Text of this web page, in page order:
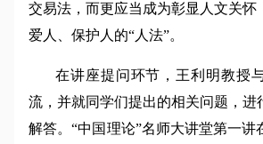
交易法，而更应当成为彰显人文关怀
爱人、保护人的“人法”。
在讲座提问环节，王利明教授
流，并就同学们提出的相关问题，进
解答。“中国理论”名师大讲堂第一讲